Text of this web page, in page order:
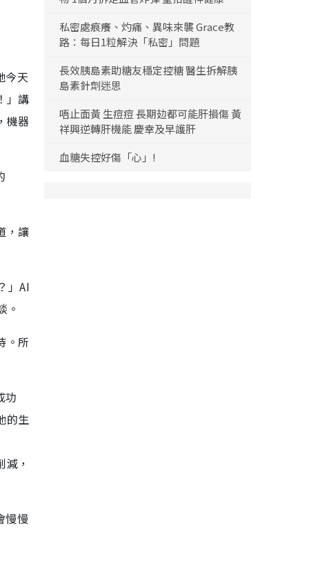
今天
」講
機器
，讓
」AI
。
。所
功
的生
，
慢慢
私密處痕癢、灼痛、異味來襲 Grace教
路：每日1粒解決「私密」問題
長效胰島素助糖友穩定控糖 醫生拆解胰
島素針劑迷思
唔止面黃 生痘痘 長期攰都可能肝損傷 黃
祥興逆轉肝機能 慶幸及早護肝
血糖失控好傷「心」!